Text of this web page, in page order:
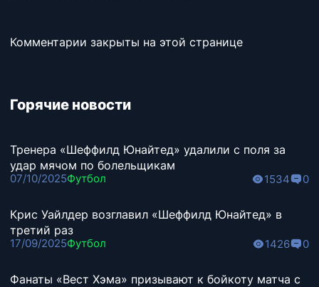
Комментарии закрыты на этой странице
Горячие новости
Тренера «Шеффилд Юнайтед» удалили с поля за
удар мячом по болельщикам
07/10/2025Футбол 1534 0
Крис Уайлдер возглавил «Шеффилд Юнайтед» в
третий раз
17/09/2025Футбол 1426 0
Фанаты «Вест Хэма» призывают к бойкоту матча с